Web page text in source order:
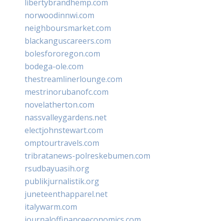
libertybrandhemp.com
norwoodinnwi.com
neighboursmarket.com
blackanguscareers.com
bolesfororegon.com
bodega-ole.com
thestreamlinerlounge.com
mestrinorubanofc.com
novelatherton.com
nassvalleygardens.net
electjohnstewart.com
omptourtravels.com
tribratanews-polreskebumen.com
rsudbayuasih.org
publikjurnalistik.org
juneteenthapparel.net
italywarm.com